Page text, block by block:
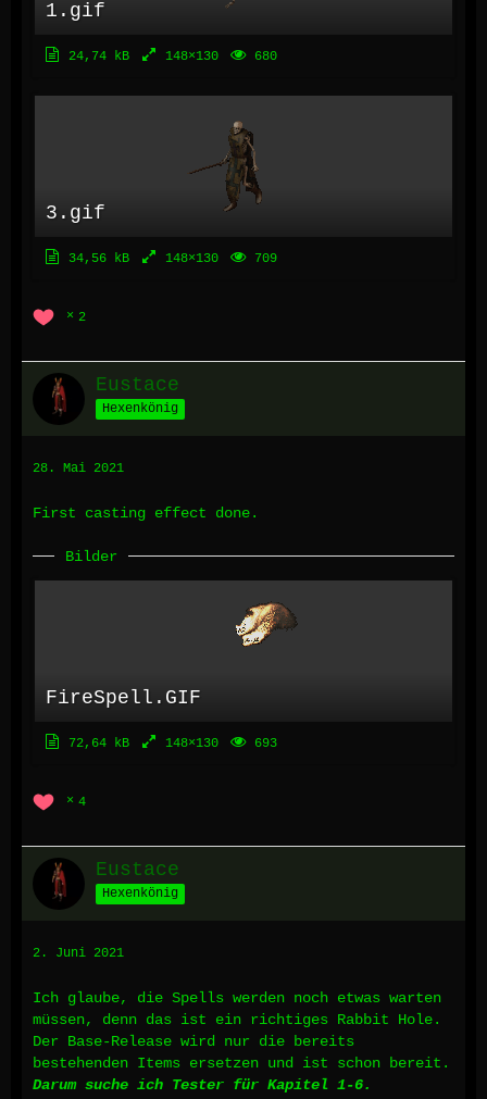
1.gif
24,74 kB 148×130 680
3.gif
34,56 kB 148×130 709
2
Eustace
Hexenkönig
28. Mai 2021
First casting effect done.
Bilder
FireSpell.GIF
72,64 kB 148×130 693
4
Eustace
Hexenkönig
2. Juni 2021
Ich glaube, die Spells werden noch etwas warten
müssen, denn das ist ein richtiges Rabbit Hole.
Der Base-Release wird nur die bereits
bestehenden Items ersetzen und ist schon bereit.
Darum suche ich Tester für Kapitel 1-6.